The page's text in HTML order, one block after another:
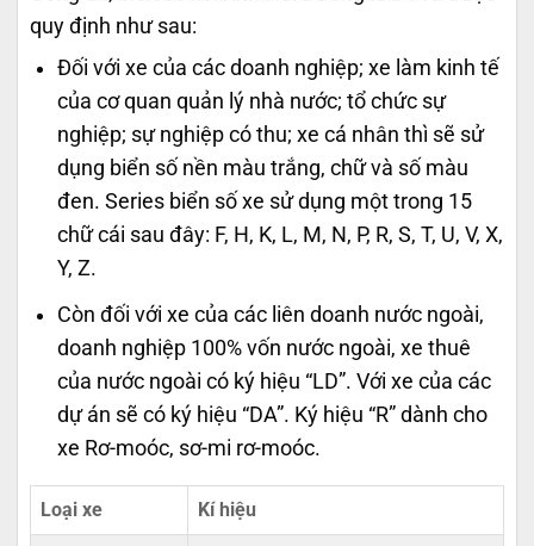
quy định như sau:
Đối với xe của các doanh nghiệp; xe làm kinh tế
của cơ quan quản lý nhà nước; tổ chức sự
nghiệp; sự nghiệp có thu; xe cá nhân thì sẽ sử
dụng biển số nền màu trắng, chữ và số màu
đen. Series biển số xe sử dụng một trong 15
chữ cái sau đây: F, H, K, L, M, N, P, R, S, T, U, V, X,
Y, Z.
Còn đối với xe của các liên doanh nước ngoài,
doanh nghiệp 100% vốn nước ngoài, xe thuê
của nước ngoài có ký hiệu “LD”. Với xe của các
dự án sẽ có ký hiệu “DA”. Ký hiệu “R” dành cho
xe Rơ-moóc, sơ-mi rơ-moóc.
Loại xe Kí hiệu